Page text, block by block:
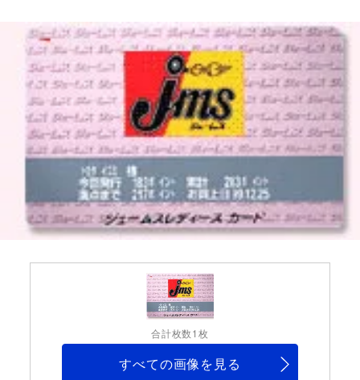
合計枚数1枚
すべての画像を見る